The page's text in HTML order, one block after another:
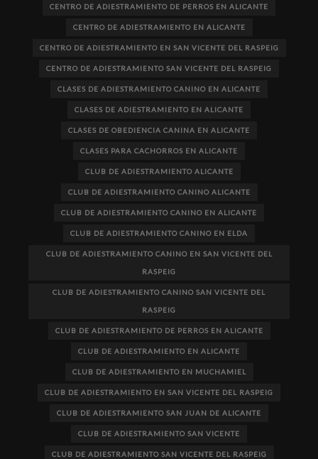
CENTRO DE ADIESTRAMIENTO DE PERROS EN ALICANTE
CENTRO DE ADIESTRAMIENTO EN ALICANTE
CENTRO DE ADIESTRAMIENTO EN SAN VICENTE DEL RASPEIG
CENTRO DE ADIESTRAMIENTO SAN VICENTE DEL RASPEIG
CLASES DE ADIESTRAMIENTO CANINO EN ALICANTE
CLASES DE ADIESTRAMIENTO EN ALICANTE
CLASES DE OBEDIENCIA CANINA EN ALICANTE
CLASES PARA CACHORROS EN ALICANTE
CLUB DE ADIESTRAMIENTO ALICANTE
CLUB DE ADIESTRAMIENTO CANINO ALICANTE
CLUB DE ADIESTRAMIENTO CANINO EN ALICANTE
CLUB DE ADIESTRAMIENTO CANINO EN ELDA
CLUB DE ADIESTRAMIENTO CANINO EN SAN VICENTE DEL
RASPEIG
CLUB DE ADIESTRAMIENTO CANINO SAN VICENTE DEL
RASPEIG
CLUB DE ADIESTRAMIENTO DE PERROS EN ALICANTE
CLUB DE ADIESTRAMIENTO EN ALICANTE
CLUB DE ADIESTRAMIENTO EN MUCHAMIEL
CLUB DE ADIESTRAMIENTO EN SAN VICENTE DEL RASPEIG
CLUB DE ADIESTRAMIENTO SAN JUAN DE ALICANTE
CLUB DE ADIESTRAMIENTO SAN VICENTE
CLUB DE ADIESTRAMIENTO SAN VICENTE DEL RASPEIG